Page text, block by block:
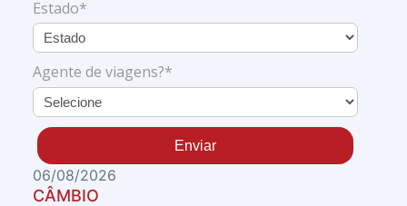
Estado*
Agente de viagens?*
Enviar
06/08/2026
CÂMBIO